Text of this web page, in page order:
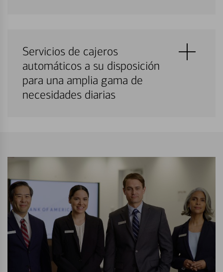
Servicios de cajeros
automáticos a su disposición
para una amplia gama de
necesidades diarias